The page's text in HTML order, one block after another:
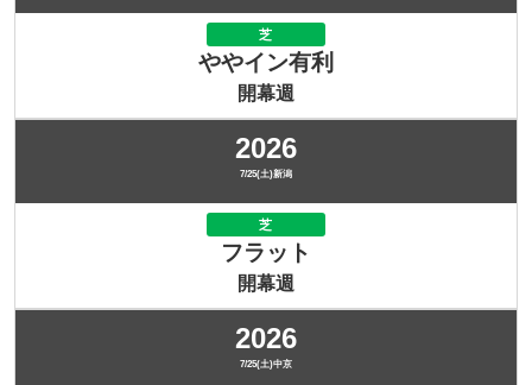
芝
ややイン有利
開幕週
2026
7/25(土)新潟
芝
フラット
開幕週
2026
7/25(土)中京